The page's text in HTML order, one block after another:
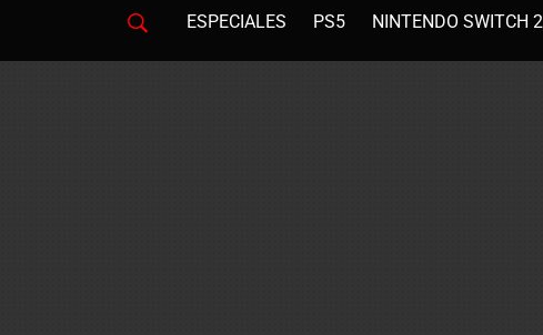
ESPECIALES PS5 NINTENDO SWITCH 2